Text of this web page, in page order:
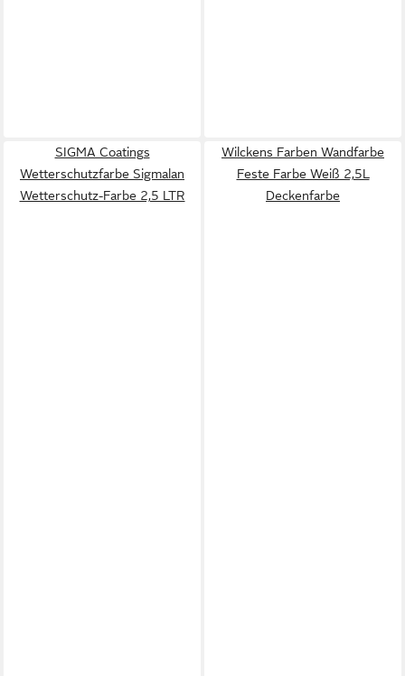
SIGMA Coatings
Wetterschutzfarbe Sigmalan
Wetterschutz-Farbe 2,5 LTR
Wilckens Farben Wandfarbe
Feste Farbe Weiß 2,5L
Deckenfarbe